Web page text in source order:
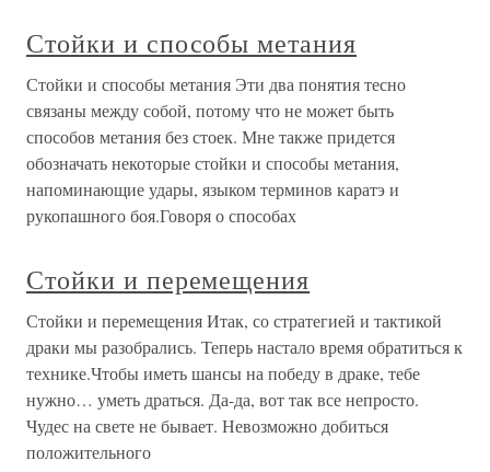
Стойки и способы метания
Стойки и способы метания Эти два понятия тесно
связаны между собой, потому что не может быть
способов метания без стоек. Мне также придется
обозначать некоторые стойки и способы метания,
напоминающие удары, языком терминов каратэ и
рукопашного боя.Говоря о способах
Стойки и перемещения
Стойки и перемещения Итак, со стратегией и тактикой
драки мы разобрались. Теперь настало время обратиться к
технике.Чтобы иметь шансы на победу в драке, тебе
нужно… уметь драться. Да-да, вот так все непросто.
Чудес на свете не бывает. Невозможно добиться
положительного